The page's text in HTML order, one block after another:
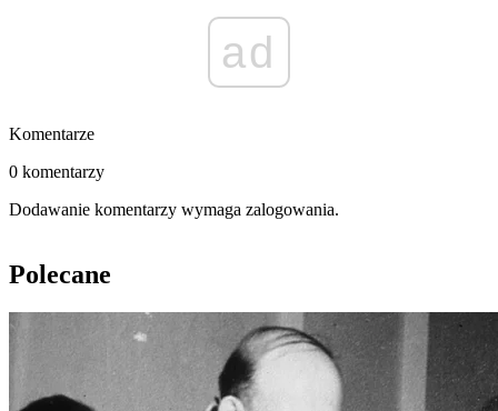
ad
Komentarze
0 komentarzy
Dodawanie komentarzy wymaga zalogowania.
Polecane